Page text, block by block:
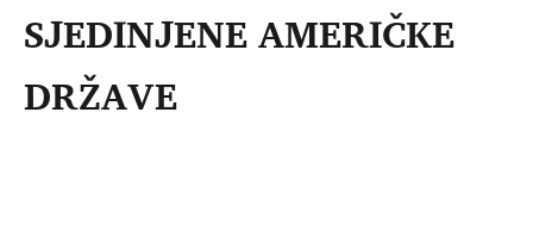
SJEDINJENE AMERIČKE
DRŽAVE